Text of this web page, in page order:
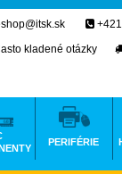
kladené otázky
PERIFÉRIE